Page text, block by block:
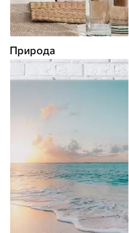
Природа